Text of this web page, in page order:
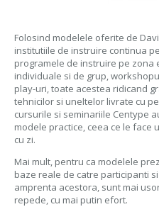
Folosind modelele oferite de
institutiile de instruire continua
programele de instruire pe zona
individuale si de grup,
play-uri, toate acestea ridicand
tehnicilor si uneltelor livrate cu
cursurile si seminariile Centype
modele practice, ceea ce le face
cu zi.
Mai mult, pentru ca modelele
baze reale de catre participanti
amprenta acestora, sunt mai
repede, cu mai putin efort.